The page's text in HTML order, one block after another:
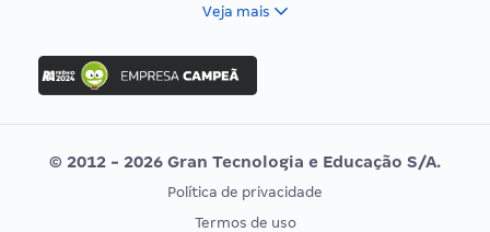
Concurso Ibama
Concurso MPU
Editais publicados
Vunesp
CONCURSOS POR PROFISSÃO
EXAME DE ORDEM
Veja mais
© 2012 - 2026 Gran Tecnologia e Educação S/A.
Política de privacidade
Termos de uso